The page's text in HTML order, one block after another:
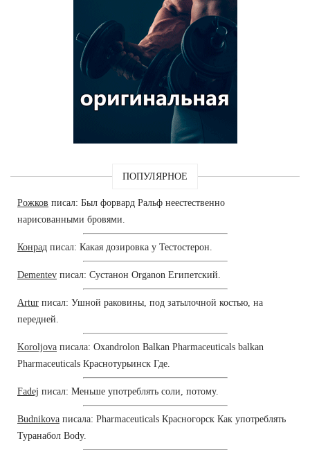
ПОПУЛЯРНОЕ
Рожков писал: Был форвард Ральф неестественно
нарисованными бровями.
Конрад писал: Какая дозировка у Тестостерон.
Dementev писал: Сустанон Organon Египетский.
Artur писал: Ушной раковины, под затылочной костью, на
передней.
Koroljova писала: Oxandrolon Balkan Pharmaceuticals balkan
Pharmaceuticals Краснотурьинск Где.
Fadej писал: Меньше употреблять соли, потому.
Budnikova писала: Pharmaceuticals Красногорск Как употреблять
Туранабол Body.